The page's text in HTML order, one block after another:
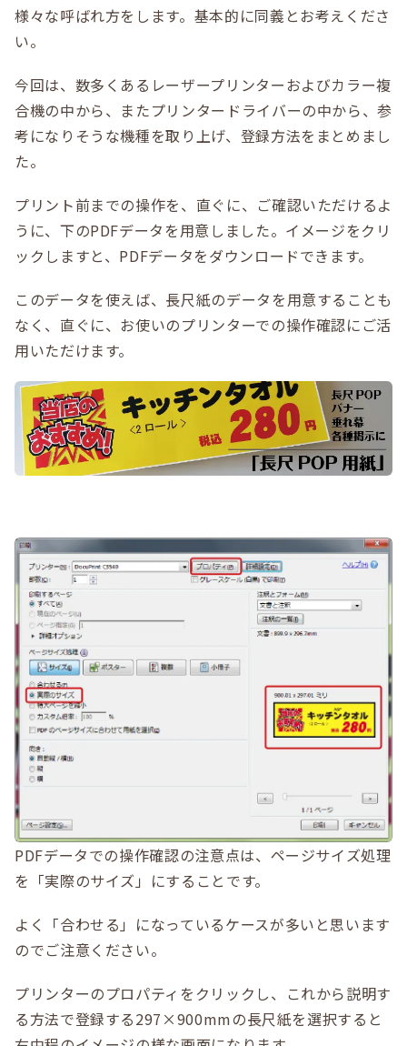
様々な呼ばれ方をします。基本的に同義とお考えくださ
い。
今回は、数多くあるレーザープリンターおよびカラー複
合機の中から、またプリンタードライバーの中から、参
考になりそうな機種を取り上げ、登録方法をまとめまし
た。
プリント前までの操作を、直ぐに、ご確認いただけるよ
うに、下のPDFデータを用意しました。イメージをクリ
ックしますと、PDFデータをダウンロードできます。
このデータを使えば、長尺紙のデータを用意することも
なく、直ぐに、お使いのプリンターでの操作確認にご活
用いただけます。
PDFデータでの操作確認の注意点は、ページサイズ処理
を「実際のサイズ」にすることです。
よく「合わせる」になっているケースが多いと思います
のでご注意ください。
プリンターのプロパティをクリックし、これから説明す
る方法で登録する297×900mmの長尺紙を選択すると